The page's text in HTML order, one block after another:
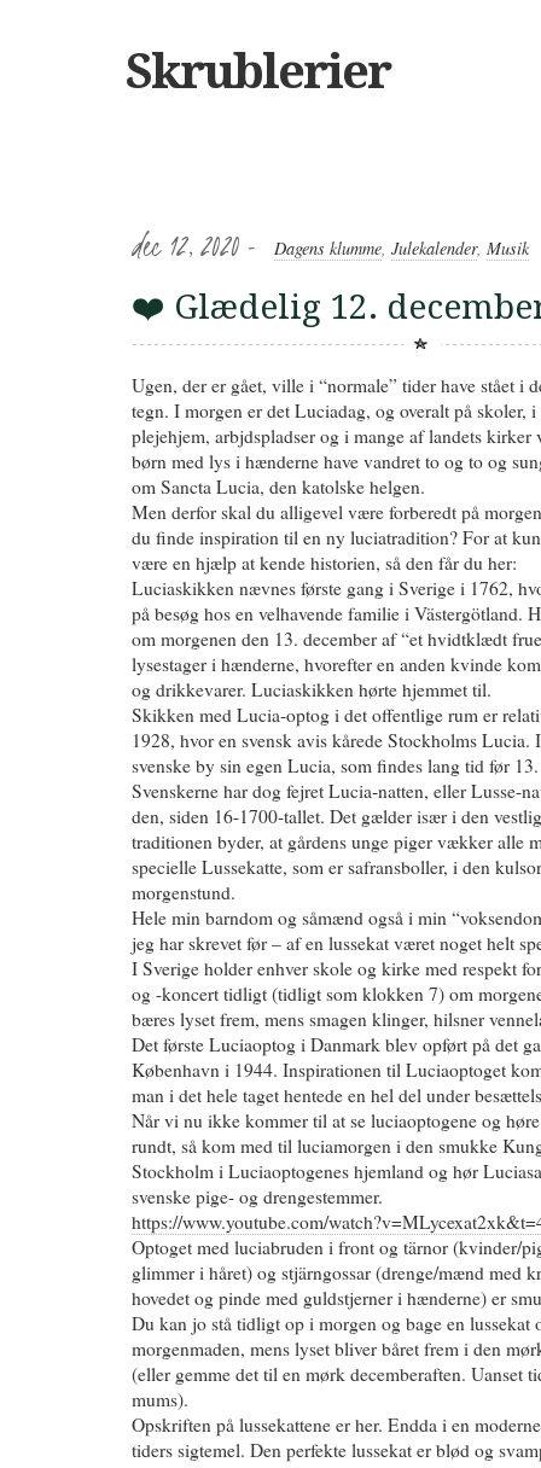
Skrublerier
dec 12, 2020 - Dagens klumme, Julekalender, Musik
❤️ Glædelig 12.
Ugen, der er gået, ville i “normale” tider have stået i
tegn. I morgen er det Luciadag, og overalt på skoler,
plejehjem, arbjdspladser og i mange af landets
børn med lys i hænderne have vandret to og to og
om Sancta Lucia, den katolske helgen.
Men derfor skal du alligevel være forberedt på
du finde inspiration til en ny luciatradition? For at
være en hjælp at kende historien, så den får du her:
Luciaskikken nævnes første gang i Sverige i 1762,
på besøg hos en velhavende familie i Västergötland.
om morgenen den 13. december af “et hvidtklædt
lysestager i hænderne, hvorefter en anden kvinde
og drikkevarer. Luciaskikken hørte hjemmet til.
Skikken med Lucia-optog i det offentlige rum er
1928, hvor en svensk avis kårede Stockholms Lucia.
svenske by sin egen Lucia, som findes lang tid før
Svenskerne har dog fejret Lucia-natten, eller Lusse-
den, siden 16-1700-tallet. Det gælder især i den
traditionen byder, at gårdens unge piger vækker alle
specielle Lussekatte, som er safransboller, i den
morgenstund.
Hele min barndom og såmænd også i min
jeg har skrevet før – af en lussekat været noget helt
I Sverige holder enhver skole og kirke med respekt
og -koncert tidligt (tidligt som klokken 7) om
bæres lyset frem, mens smagen klinger, hilsner
Det første Luciaoptog i Danmark blev opført på det
København i 1944. Inspirationen til Luciaoptoget
man i det hele taget hentede en hel del under
Når vi nu ikke kommer til at se luciaoptogene og
rundt, så kom med til luciamorgen i den smukke
Stockholm i Luciaoptogenes hjemland og hør
svenske pige- og drengestemmer.
https://www.youtube.com/
Optoget med luciabruden i front og tärnor (kvinder/
glimmer i håret) og stjärngossar (dren­ge/mænd med
hovedet og pinde med guldstjerner i hænderne) er
Du kan jo stå tidligt op i morgen og bage en lussekat
morgenmaden, mens lyset bliver båret frem i den
(eller gemme det til en mørk decemberaften. Uanset
mums).
Opskriften på lussekattene er her. Endda i en
tiders sigtemel. Den perfekte lussekat er blød og